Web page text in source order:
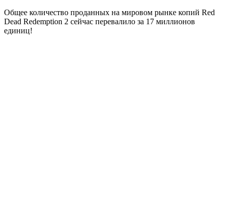
Общее количество проданных на мировом рынке копий Red
Dead Redemption 2 сейчас перевалило за 17 миллионов
единиц!